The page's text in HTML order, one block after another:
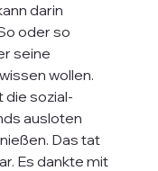
darin
oder so
seine
wollen.
die sozial-
ausloten
Das tat
Es dankte mit